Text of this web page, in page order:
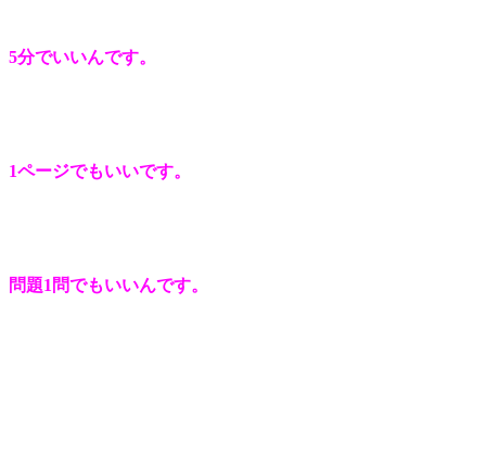
5分でいいんです。
1ページでもいいです。
問題1問でもいいんです。